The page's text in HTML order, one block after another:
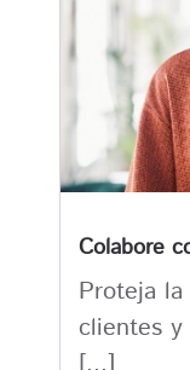
Proteja
clientes y